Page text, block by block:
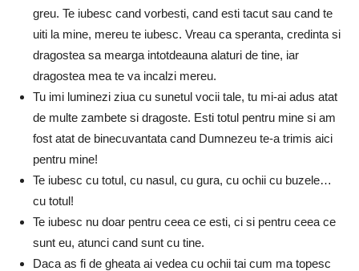
greu. Te iubesc cand vorbesti, cand esti tacut sau cand te
uiti la mine, mereu te iubesc. Vreau ca speranta, credinta si
dragostea sa mearga intotdeauna alaturi de tine, iar
dragostea mea te va incalzi mereu.
Tu imi luminezi ziua cu sunetul vocii tale, tu mi-ai adus atat
de multe zambete si dragoste. Esti totul pentru mine si am
fost atat de binecuvantata cand Dumnezeu te-a trimis aici
pentru mine!
Te iubesc cu totul, cu nasul, cu gura, cu ochii cu buzele…
cu totul!
Te iubesc nu doar pentru ceea ce esti, ci si pentru ceea ce
sunt eu, atunci cand sunt cu tine.
Daca as fi de gheata ai vedea cu ochii tai cum ma topesc